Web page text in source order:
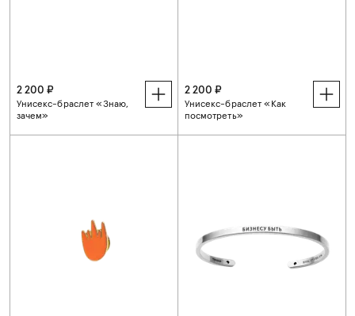
2 200 ₽
Унисекс-браслет «Знаю,
зачем»
2 200 ₽
Унисекс-браслет «Как
посмотреть»